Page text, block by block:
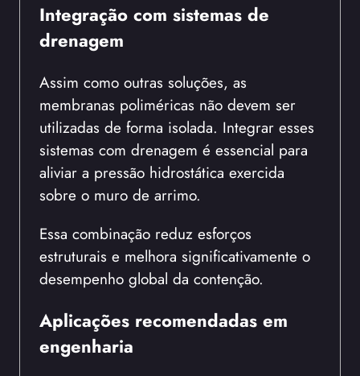
Integração com sistemas de
drenagem
Assim como outras soluções, as
membranas poliméricas não devem ser
utilizadas de forma isolada. Integrar esses
sistemas com drenagem é essencial para
aliviar a pressão hidrostática exercida
sobre o muro de arrimo.
Essa combinação reduz esforços
estruturais e melhora significativamente o
desempenho global da contenção.
Aplicações recomendadas em
engenharia